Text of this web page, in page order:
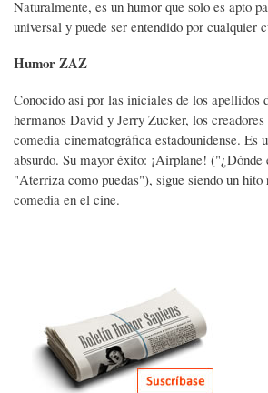
Naturalmente, es un humor que solo es apto
universal y puede ser entendido por cualquier
Humor ZAZ
Conocido así por las iniciales de los apellidos
hermanos David y Jerry Zucker, los creadores
comedia cinematográfica estadounidense. Es
absurdo. Su mayor éxito: ¡Airplane!
"Aterriza como puedas"), sigue siendo un hito
comedia en el cine.